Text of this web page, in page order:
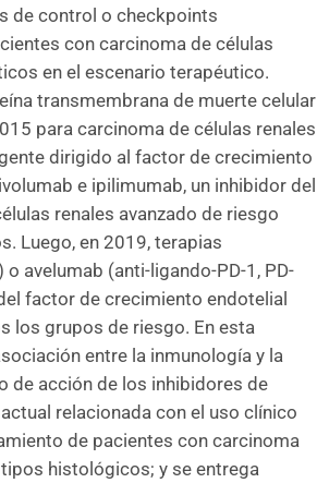
de control o checkpoints
con carcinoma de células
en el escenario terapéutico.
transmembrana de muerte celular
para carcinoma de células renales
dirigido al factor de crecimiento
e ipilimumab, un inhibidor del
renales avanzado de riesgo
Luego, en 2019, terapias
avelumab (anti-ligando-PD-1, PD-
factor de crecimiento endotelial
los grupos de riesgo. En esta
entre la inmunología y la
de acción de los inhibidores de
relacionada con el uso clínico
de pacientes con carcinoma
histológicos; y se entrega